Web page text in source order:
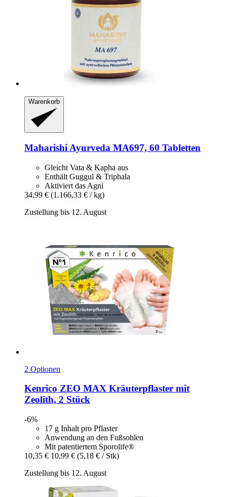
Warenkorb
Maharishi Ayurveda MA697, 60 Tabletten
Gleicht Vata & Kapha aus
Enthält Guggul & Triphala
Aktiviert das Agni
34,99 € (1.166,33 € / kg)
Zustellung bis 12. August
2 Optionen
Kenrico ZEO MAX Kräuterpflaster mit
Zeolith, 2 Stück
-6%
17 g Inhalt pro Pflaster
Anwendung an den Fußsohlen
Mit patentiertem Sporolife®
10,35 € 10,99 € (5,18 € / Stk)
Zustellung bis 12. August